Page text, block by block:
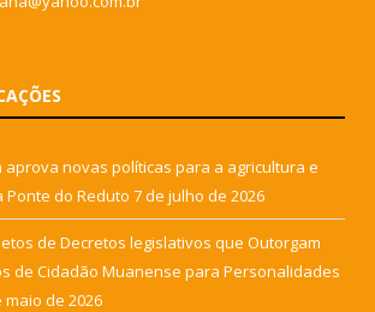
aprova novas políticas para a agricultura e
do Reduto 7 de julho de 2026
de Decretos legislativos que Outorgam
de Cidadão Muanense para Personalidades
maio de 2026